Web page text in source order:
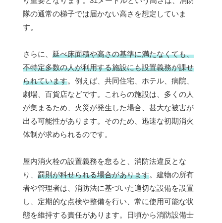
隊の通常の梯子では届かない高さを想定していま
す。
さらに、 延べ床面積や高さの基準に満たなくても、
不特定多数の人が利用する施設にも設置義務が課せ
られています。例えば、共同住宅、ホテル、病院、
劇場、百貨店などです。これらの施設は、多くの人
が集まるため、火災が発生した場合、甚大な被害が
出る可能性があります。そのため、迅速な初期消火
体制が求められるのです。
屋内消火栓の設置義務を怠ると、消防法違反とな
り、 罰則が科せられる場合があります。建物の所有
者や管理者は、消防法に基づいた適切な設備を設置
し、定期的な点検や整備を行い、常に使用可能な状
態を維持する責任があります。日頃から消防設備士